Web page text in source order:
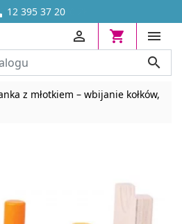
12 395 37 20
OD 13,70 ZŁ




z młotkiem – wbijanie kołków,